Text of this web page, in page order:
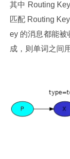
其中 Routing
匹配 Routing
ey 的消息都能被
成，则单词之间